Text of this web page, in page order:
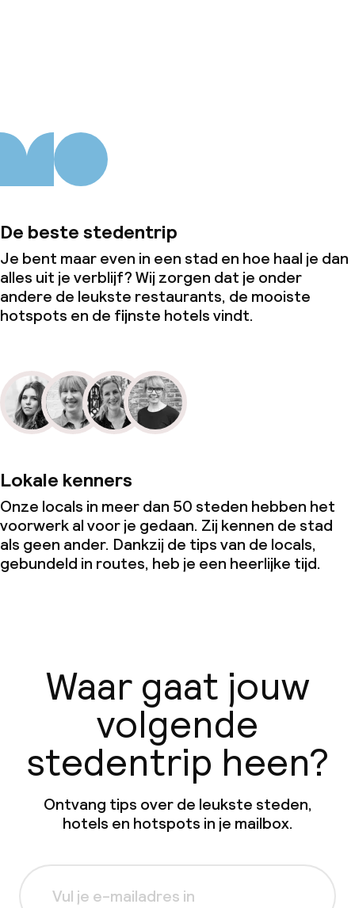
De beste stedentrip
Je bent maar even in een stad en hoe haal je dan
alles uit je verblijf? Wij zorgen dat je onder
andere de leukste restaurants, de mooiste
hotspots en de fijnste hotels vindt.
Lokale kenners
Onze locals in meer dan 50 steden hebben het
voorwerk al voor je gedaan. Zij kennen de stad
als geen ander. Dankzij de tips van de locals,
gebundeld in routes, heb je een heerlijke tijd.
Waar gaat jouw
volgende
stedentrip heen?
Ontvang tips over de leukste steden,
hotels en hotspots in je mailbox.